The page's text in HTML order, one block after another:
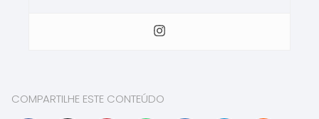
COMPARTILHE ESTE CONTEÚDO